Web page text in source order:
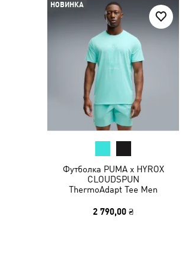
НОВИНКА
Футболка PUMA x HYROX
CLOUDSPUN
ThermoAdapt Tee Men
2 790,00 ₴